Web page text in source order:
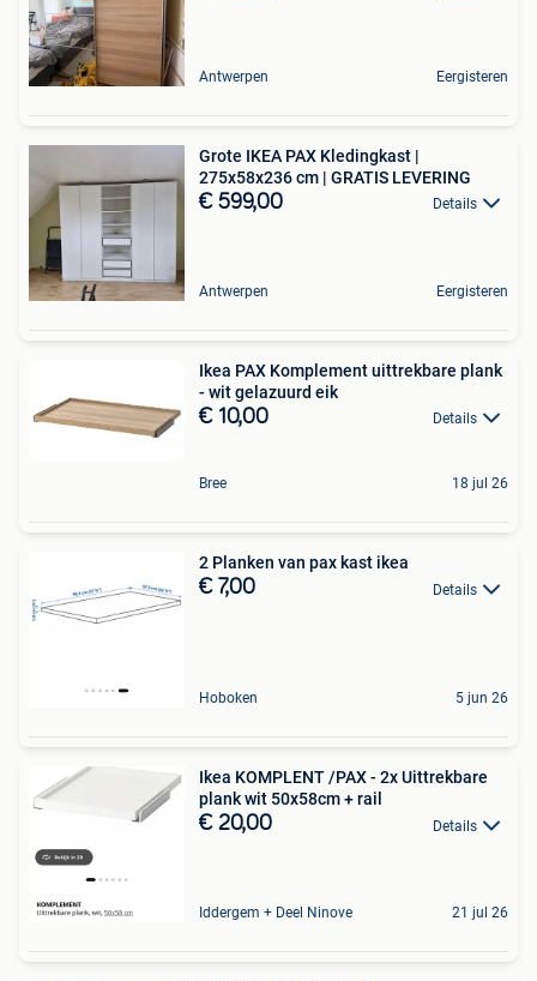
Antwerpen Eergisteren
Grote IKEA PAX Kledingkast |
275x58x236 cm | GRATIS LEVERING
€ 599,00 Details
Antwerpen Eergisteren
Ikea PAX Komplement uittrekbare plank
- wit gelazuurd eik
€ 10,00 Details
Bree 18 jul 26
2 Planken van pax kast ikea
€ 7,00 Details
Hoboken 5 jun 26
Ikea KOMPLENT /PAX - 2x Uittrekbare
plank wit 50x58cm + rail
€ 20,00 Details
Iddergem + Deel Ninove 21 jul 26